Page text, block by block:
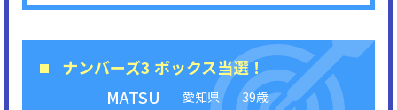
ナンバーズ3 ボックス当選！
MATSU
愛知県 39歳